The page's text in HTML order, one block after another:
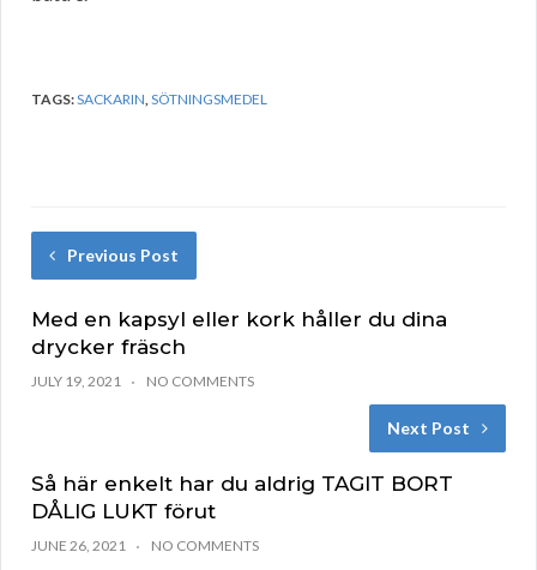
TAGS:SACKARIN,SÖTNINGSMEDEL
Previous Post
Med en kapsyl eller kork håller du dina
drycker fräsch
JULY 19, 2021 NO COMMENTS
Next Post
Så här enkelt har du aldrig TAGIT BORT
DÅLIG LUKT förut
JUNE 26, 2021 NO COMMENTS